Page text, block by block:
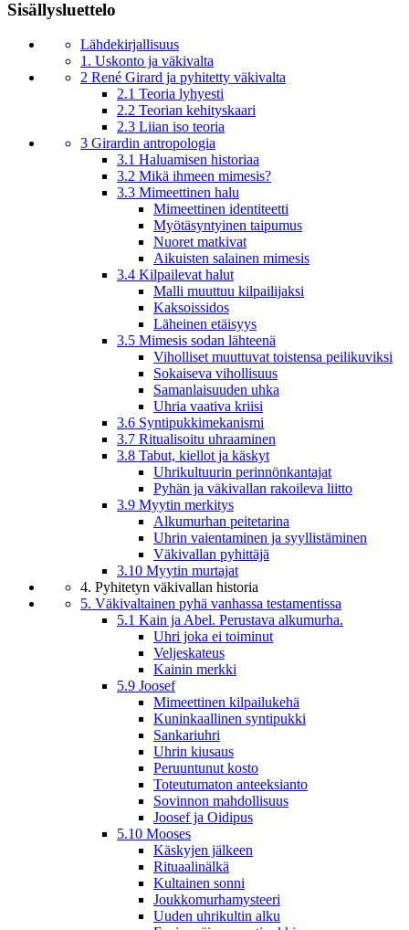
Sisällysluettelo
Lähdekirjallisuus
1. Uskonto ja väkivalta
2 René Girard ja pyhitetty väkivalta
2.1 Teoria lyhyesti
2.2 Teorian kehityskaari
2.3 Liian iso teoria
3 Girardin antropologia
3.1 Haluamisen historiaa
3.2 Mikä ihmeen mimesis?
3.3 Mimeettinen halu
Mimeettinen identiteetti
Myötäsyntyinen taipumus
Nuoret matkivat
Aikuisten salainen mimesis
3.4 Kilpailevat halut
Malli muuttuu kilpailijaksi
Kaksoissidos
Läheinen etäisyys
3.5 Mimesis sodan lähteenä
Viholliset muuttuvat toistensa peilikuviksi
Sokaiseva vihollisuus
Samanlaisuuden uhka
Uhria vaativa kriisi
3.6 Syntipukkimekanismi
3.7 Ritualisoitu uhraaminen
3.8 Tabut, kiellot ja käskyt
Uhrikultuurin perinnönkantajat
Pyhän ja väkivallan rakoileva liitto
3.9 Myytin merkitys
Alkumurhan peitetarina
Uhrin vaientaminen ja syyllistäminen
Väkivallan pyhittäjä
3.10 Myytin murtajat
4. Pyhitetyn väkivallan historia
5. Väkivaltainen pyhä vanhassa testamentissa
5.1 Kain ja Abel. Perustava alkumurha.
Uhri joka ei toiminut
Veljeskateus
Kainin merkki
5.9 Joosef
Mimeettinen kilpailukehä
Kuninkaallinen syntipukki
Sankariuhri
Uhrin kiusaus
Peruuntunut kosto
Toteutumaton anteeksianto
Sovinnon mahdollisuus
Joosef ja Oidipus
5.10 Mooses
Käskyjen jälkeen
Rituaalinälkä
Kultainen sonni
Joukkomurhamysteeri
Uuden uhrikultin alku